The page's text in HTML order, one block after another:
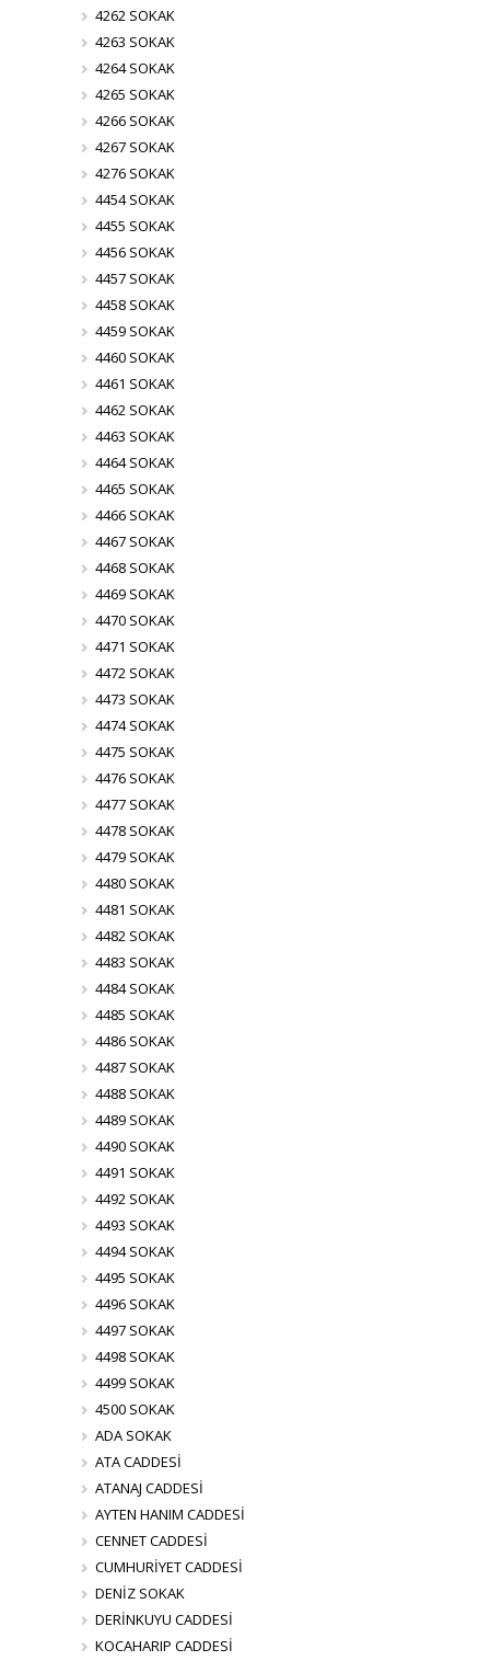
4262 SOKAK
4263 SOKAK
4264 SOKAK
4265 SOKAK
4266 SOKAK
4267 SOKAK
4276 SOKAK
4454 SOKAK
4455 SOKAK
4456 SOKAK
4457 SOKAK
4458 SOKAK
4459 SOKAK
4460 SOKAK
4461 SOKAK
4462 SOKAK
4463 SOKAK
4464 SOKAK
4465 SOKAK
4466 SOKAK
4467 SOKAK
4468 SOKAK
4469 SOKAK
4470 SOKAK
4471 SOKAK
4472 SOKAK
4473 SOKAK
4474 SOKAK
4475 SOKAK
4476 SOKAK
4477 SOKAK
4478 SOKAK
4479 SOKAK
4480 SOKAK
4481 SOKAK
4482 SOKAK
4483 SOKAK
4484 SOKAK
4485 SOKAK
4486 SOKAK
4487 SOKAK
4488 SOKAK
4489 SOKAK
4490 SOKAK
4491 SOKAK
4492 SOKAK
4493 SOKAK
4494 SOKAK
4495 SOKAK
4496 SOKAK
4497 SOKAK
4498 SOKAK
4499 SOKAK
4500 SOKAK
ADA SOKAK
ATA CADDESİ
ATANAJ CADDESİ
AYTEN HANIM CADDESİ
CENNET CADDESİ
CUMHURİYET CADDESİ
DENİZ SOKAK
DERİNKUYU CADDESİ
KOCAHARIP CADDESİ